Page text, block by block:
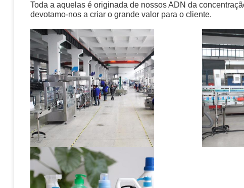
Toda a aquelas é originada de nossos ADN da
devotamo-nos a criar o grande valor para o cliente.